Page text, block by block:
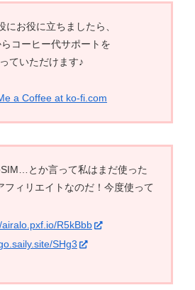
にお役に立ちましたら、
コーヒー代サポートを
ていただけます♪
とか言って私はまだ使った
フィリエイトなのだ！今度使って
R5kBbb
SHg3